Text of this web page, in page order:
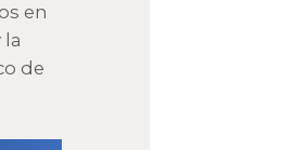
en
la
de